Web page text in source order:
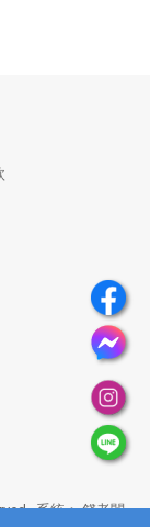
系統：錢老闆